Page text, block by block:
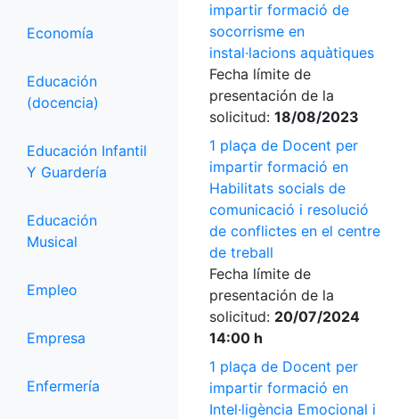
Economía
Educación
(docencia)
Educación Infantil
Y Guardería
Educación
Musical
Empleo
Empresa
Enfermería
impartir formació de
socorrisme en
instal·lacions aquàtiques
Fecha límite de
presentación de la
solicitud: 18/08/2023
1 plaça de Docent per
impartir formació en
Habilitats socials de
comunicació i resolució
de conflictes en el centre
de treball
Fecha límite de
presentación de la
solicitud: 20/07/2024
14:00 h
1 plaça de Docent per
impartir formació en
Intel·ligència Emocional i